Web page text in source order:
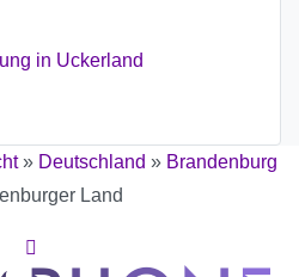
in Uckerland
» Deutschland » Brandenburg
Land